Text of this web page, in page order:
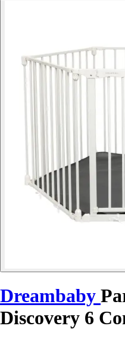
Dreambaby
Discovery 6